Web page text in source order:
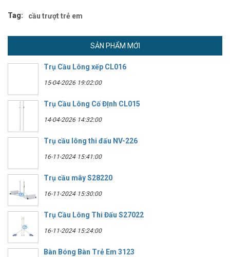
Tag: cầu trượt trẻ em
SẢN PHẨM MỚI
Trụ Cầu Lông xếp CL016
15-04-2026 19:02:00
Trụ Cầu Lông Cố ĐỊnh CL015
14-04-2026 14:32:00
Trụ cầu lông thi đấu NV-226
16-11-2024 15:41:00
Trụ cầu mây S28220
16-11-2024 15:30:00
Trụ Cầu Lông Thi Đấu S27022
16-11-2024 15:24:00
Bàn Bóng Bàn Trẻ Em 3123